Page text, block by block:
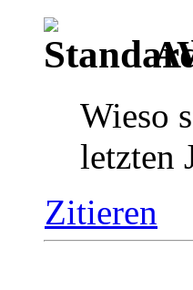
Wieso
letzten
Zitieren